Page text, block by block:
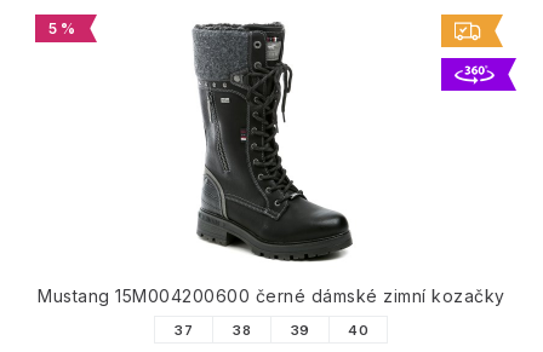
5 %
Mustang 15M004200600 černé dámské zimní kozačky
37 38 39 40